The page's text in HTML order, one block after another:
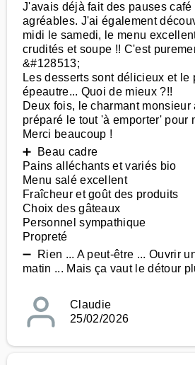
J'avais déjà fait des pauses café
agréables. J'ai également
midi le samedi, le menu
crudités et soupe !! C'est
&#128513;
Les desserts sont délicieux et le
épeautre... Quoi de mieux ?!!
Deux fois, le charmant monsieur
préparé le tout 'à emporter' pour
Merci beaucoup !
➕ Beau cadre
Pains alléchants et variés bio
Menu salé excellent
Fraîcheur et goût des produits
Choix des gâteaux
Personnel sympathique
Propreté
➖ Rien ... A peut-être ... Ouvrir
matin ... Mais ça vaut le détour
Claudie
25/02/2026